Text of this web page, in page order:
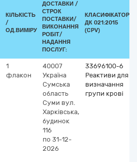
КІЛЬКІСТЬ
/
ОД.ВИМІРУ
ДОСТАВКИ /
СТРОК
ПОСТАВКИ/
ВИКОНАННЯ
РОБІТ/
НАДАННЯ
ПОСЛУГ:
КЛАСИФІКАТОР
ДК 021:2015
(CPV)
1
флакон
40007
Україна
Сумська
область
Суми вул.
Харківська,
будинок
116
по 31-12-
2026
33696100-6
Реактиви для
визначання
групи крові